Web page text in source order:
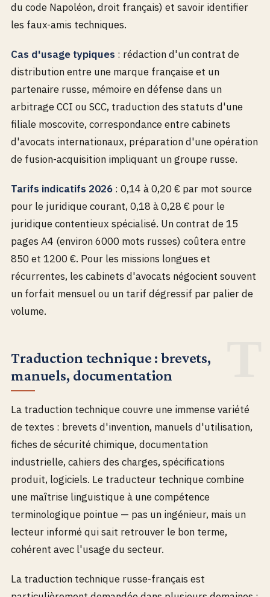
du code Napoléon, droit français) et savoir identifier
les faux-amis techniques.
Cas d'usage typiques : rédaction d'un contrat de
distribution entre une marque française et un
partenaire russe, mémoire en défense dans un
arbitrage CCI ou SCC, traduction des statuts d'une
filiale moscovite, correspondance entre cabinets
d'avocats internationaux, préparation d'une opération
de fusion-acquisition impliquant un groupe russe.
Tarifs indicatifs 2026: 0,14 à 0,20 € par mot source
pour le juridique courant, 0,18 à 0,28 € pour le
juridique contentieux spécialisé. Un contrat de 15
pages A4 (environ 6000 mots russes) coûtera entre
850 et 1200 €. Pour les missions longues et
récurrentes, les cabinets d'avocats négocient souvent
un forfait mensuel ou un tarif dégressif par palier de
volume.
Traduction technique : brevets,
manuels, documentation
La traduction technique couvre une immense variété
de textes : brevets d'invention, manuels d'utilisation,
fiches de sécurité chimique, documentation
industrielle, cahiers des charges, spécifications
produit, logiciels. Le traducteur technique combine
une maîtrise linguistique à une compétence
terminologique pointue — pas un ingénieur, mais un
lecteur informé qui sait retrouver le bon terme,
cohérent avec l'usage du secteur.
La traduction technique russe-français est